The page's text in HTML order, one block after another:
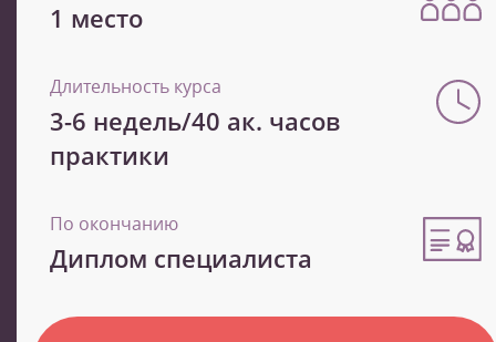
1 место
Длительность курса
3-6 недель/40 ак. часов
практики
По окончанию
Диплом специалиста